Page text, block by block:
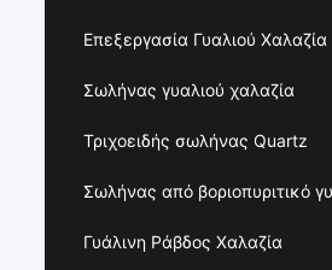
Επεξεργασία Γυαλιού Χαλαζία
Σωλήνας γυαλιού χαλαζία
Τριχοειδής σωλήνας Quartz
Σωλήνας από βοριοπυριτικό
Γυάλινη Ράβδος Χαλαζία